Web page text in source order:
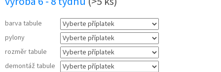
cena:
barva tabule
pylony
rozměr tabule
demontáž tabule